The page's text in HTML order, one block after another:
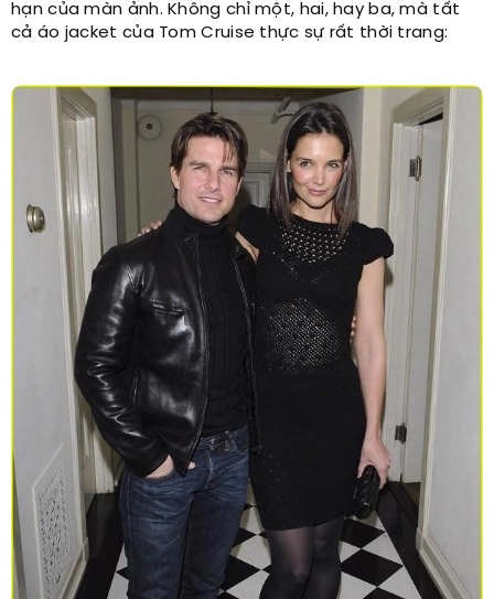
hạn của màn ảnh. Không chỉ một, hai, hay ba, mà tất
cả áo jacket của Tom Cruise thực sự rất thời trang: